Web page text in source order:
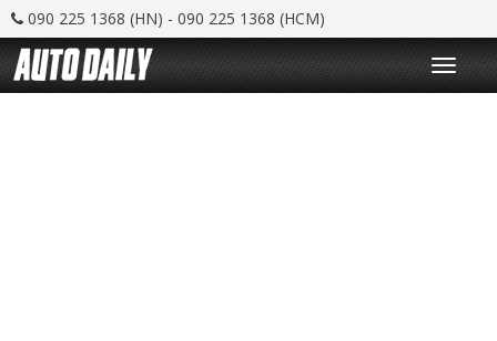
090 225 1368 (HN) - 090 225 1368 (HCM)
T
o
g